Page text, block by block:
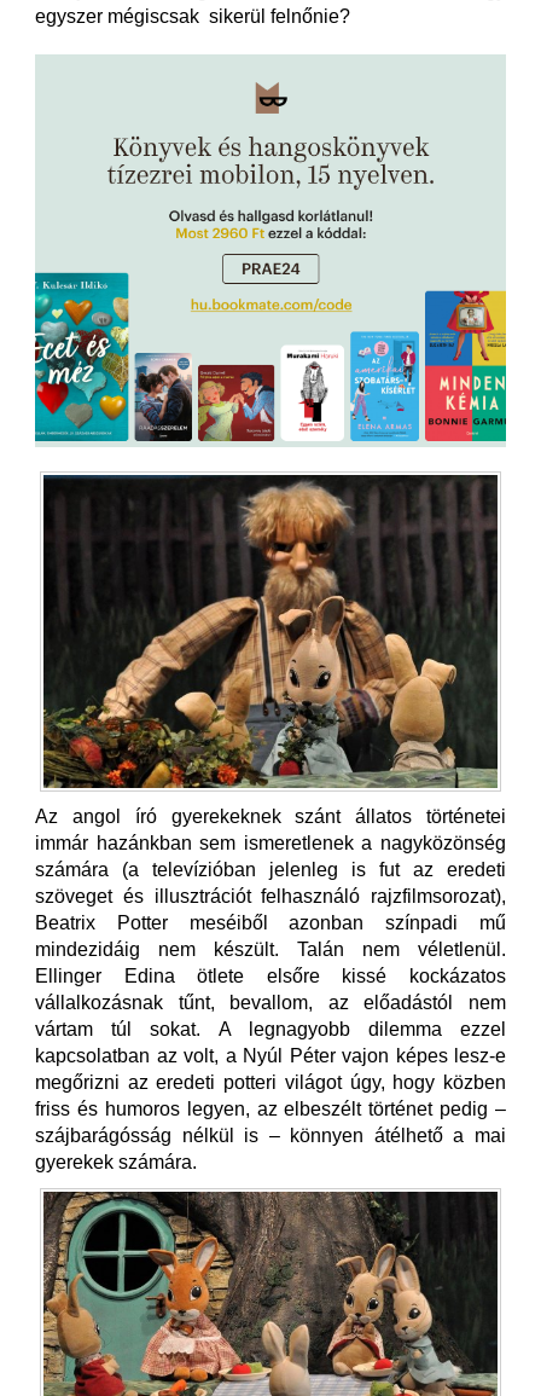
egyszer mégiscsak sikerül felnőnie?
Az angol író gyerekeknek szánt állatos történetei
immár hazánkban sem ismeretlenek a nagyközönség
számára (a televízióban jelenleg is fut az eredeti
szöveget és illusztrációt felhasználó rajzfilmsorozat),
Beatrix Potter meséiből azonban színpadi mű
mindezidáig nem készült. Talán nem véletlenül.
Ellinger Edina ötlete elsőre kissé kockázatos
vállalkozásnak tűnt, bevallom, az előadástól nem
vártam túl sokat. A legnagyobb dilemma ezzel
kapcsolatban az volt, a Nyúl Péter vajon képes lesz-e
megőrizni az eredeti potteri világot úgy, hogy közben
friss és humoros legyen, az elbeszélt történet pedig –
szájbarágósság nélkül is – könnyen átélhető a mai
gyerekek számára.